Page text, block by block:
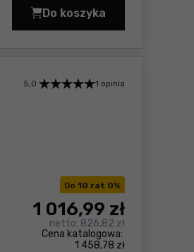
Do koszyka
Nożyce do żywopłotu
5,0 1 opinia
Do 10 rat 0%
Cena katalogowa:
1 458,78 zł
1 016,99 zł
netto: 826,82 zł